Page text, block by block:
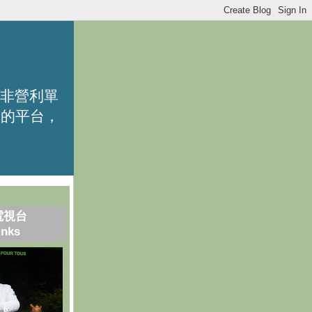
營利單
平台，
視台